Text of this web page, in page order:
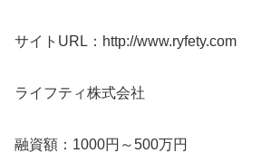
サイトURL：http://www.ryfety.com
ライフティ株式会社
融資額：1000円～500万円